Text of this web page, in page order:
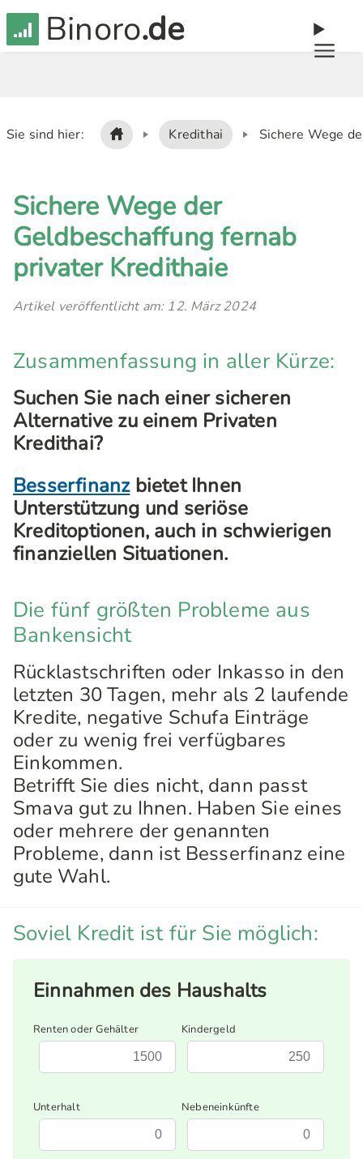
Binoro.de
Sie sind hier: Kredithai Sichere Wege
Sichere Wege der
Geldbeschaffung fernab
privater Kredithaie
Artikel veröffentlicht am: 12. März 2024
Zusammenfassung in aller Kürze:
Suchen Sie nach einer sicheren
Alternative zu einem Privaten
Kredithai?
Besserfinanzbietet Ihnen
Unterstützung und seriöse
Kreditoptionen, auch in schwierigen
finanziellen Situationen.
Die fünf größten Probleme aus
Bankensicht
Rücklastschriften oder Inkasso in den
letzten 30 Tagen, mehr als 2 laufende
Kredite, negative Schufa Einträge
oder zu wenig frei verfügbares
Einkommen.
Betrifft Sie dies nicht, dann passt
Smava gut zu Ihnen. Haben Sie eines
oder mehrere der genannten
Probleme, dann ist Besserfinanz eine
gute Wahl.
Soviel Kredit ist für Sie möglich:
Einnahmen des Haushalts
Renten oder Gehälter Kindergeld
Unterhalt Nebeneinkünfte